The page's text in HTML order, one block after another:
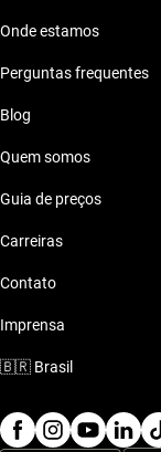
Onde estamos
Perguntas frequentes
Blog
Quem somos
Guia de preços
Carreiras
Contato
Imprensa
🇧🇷 Brasil